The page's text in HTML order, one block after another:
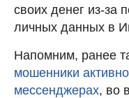
своих денег из-за
личных данных в
Напомним, ранее
мошенники
мессенджерах, во